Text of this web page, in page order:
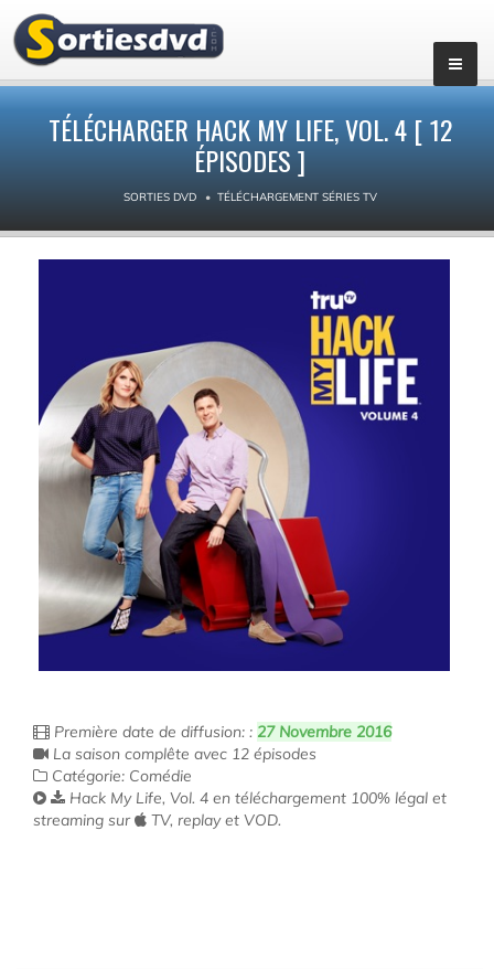
TÉLÉCHARGER HACK MY LIFE, VOL. 4 [ 12
ÉPISODES ]
SORTIES DVD TÉLÉCHARGEMENT SÉRIES TV
Première date de diffusion: : 27 Novembre 2016
La saison complête avec 12 épisodes
Catégorie: Comédie
Hack My Life, Vol. 4 en téléchargement 100% légal et
streaming sur
TV, replay et VOD.